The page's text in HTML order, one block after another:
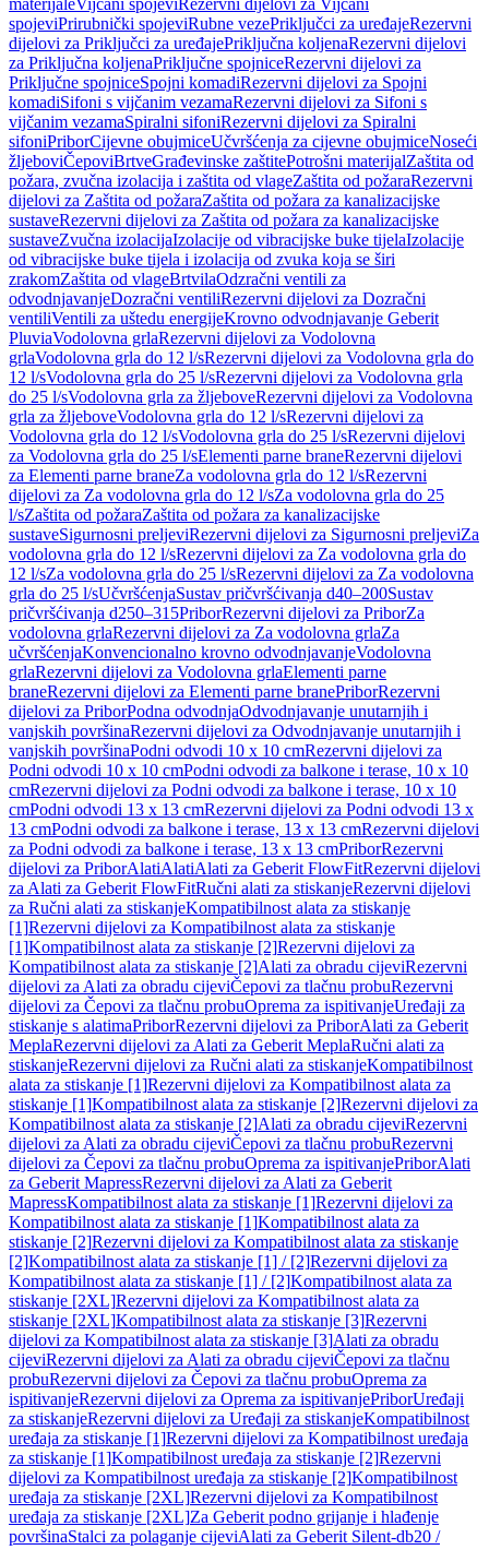
materijaleVijčani spojeviRezervni dijelovi za Vijčani
spojeviPrirubnički spojeviRubne vezePriključci za uređajeRezervni
dijelovi za Priključci za uređajePriključna koljenaRezervni dijelovi
za Priključna koljenaPriključne spojniceRezervni dijelovi za
Priključne spojniceSpojni komadiRezervni dijelovi za Spojni
komadiSifoni s vijčanim vezamaRezervni dijelovi za Sifoni s
vijčanim vezamaSpiralni sifoniRezervni dijelovi za Spiralni
sifoniPriborCijevne obujmiceUčvršćenja za cijevne obujmiceNoseći
žljeboviČepoviBrtveGrađevinske zaštitePotrošni materijalZaštita od
požara, zvučna izolacija i zaštita od vlageZaštita od požaraRezervni
dijelovi za Zaštita od požaraZaštita od požara za kanalizacijske
sustaveRezervni dijelovi za Zaštita od požara za kanalizacijske
sustaveZvučna izolacijaIzolacije od vibracijske buke tijelaIzolacije
od vibracijske buke tijela i izolacija od zvuka koja se širi
zrakomZaštita od vlageBrtvilaOdzračni ventili za
odvodnjavanjeDozračni ventiliRezervni dijelovi za Dozračni
ventiliVentili za uštedu energijeKrovno odvodnjavanje Geberit
PluviaVodolovna grlaRezervni dijelovi za Vodolovna
grlaVodolovna grla do 12 l/sRezervni dijelovi za Vodolovna grla do
12 l/sVodolovna grla do 25 l/sRezervni dijelovi za Vodolovna grla
do 25 l/sVodolovna grla za žljeboveRezervni dijelovi za Vodolovna
grla za žljeboveVodolovna grla do 12 l/sRezervni dijelovi za
Vodolovna grla do 12 l/sVodolovna grla do 25 l/sRezervni dijelovi
za Vodolovna grla do 25 l/sElementi parne braneRezervni dijelovi
za Elementi parne braneZa vodolovna grla do 12 l/sRezervni
dijelovi za Za vodolovna grla do 12 l/sZa vodolovna grla do 25
l/sZaštita od požaraZaštita od požara za kanalizacijske
sustaveSigurnosni preljeviRezervni dijelovi za Sigurnosni preljeviZa
vodolovna grla do 12 l/sRezervni dijelovi za Za vodolovna grla do
12 l/sZa vodolovna grla do 25 l/sRezervni dijelovi za Za vodolovna
grla do 25 l/sUčvršćenjaSustav pričvršćivanja d40–200Sustav
pričvršćivanja d250–315PriborRezervni dijelovi za PriborZa
vodolovna grlaRezervni dijelovi za Za vodolovna grlaZa
učvršćenjaKonvencionalno krovno odvodnjavanjeVodolovna
grlaRezervni dijelovi za Vodolovna grlaElementi parne
braneRezervni dijelovi za Elementi parne branePriborRezervni
dijelovi za PriborPodna odvodnjaOdvodnjavanje unutarnjih i
vanjskih površinaRezervni dijelovi za Odvodnjavanje unutarnjih i
vanjskih površinaPodni odvodi 10 x 10 cmRezervni dijelovi za
Podni odvodi 10 x 10 cmPodni odvodi za balkone i terase, 10 x 10
cmRezervni dijelovi za Podni odvodi za balkone i terase, 10 x 10
cmPodni odvodi 13 x 13 cmRezervni dijelovi za Podni odvodi 13 x
13 cmPodni odvodi za balkone i terase, 13 x 13 cmRezervni dijelovi
za Podni odvodi za balkone i terase, 13 x 13 cmPriborRezervni
dijelovi za PriborAlatiAlatiAlati za Geberit FlowFitRezervni dijelovi
za Alati za Geberit FlowFitRučni alati za stiskanjeRezervni dijelovi
za Ručni alati za stiskanjeKompatibilnost alata za stiskanje
[1]Rezervni dijelovi za Kompatibilnost alata za stiskanje
[1]Kompatibilnost alata za stiskanje [2]Rezervni dijelovi za
Kompatibilnost alata za stiskanje [2]Alati za obradu cijeviRezervni
dijelovi za Alati za obradu cijeviČepovi za tlačnu probuRezervni
dijelovi za Čepovi za tlačnu probuOprema za ispitivanjeUređaji za
stiskanje s alatimaPriborRezervni dijelovi za PriborAlati za Geberit
MeplaRezervni dijelovi za Alati za Geberit MeplaRučni alati za
stiskanjeRezervni dijelovi za Ručni alati za stiskanjeKompatibilnost
alata za stiskanje [1]Rezervni dijelovi za Kompatibilnost alata za
stiskanje [1]Kompatibilnost alata za stiskanje [2]Rezervni dijelovi za
Kompatibilnost alata za stiskanje [2]Alati za obradu cijeviRezervni
dijelovi za Alati za obradu cijeviČepovi za tlačnu probuRezervni
dijelovi za Čepovi za tlačnu probuOprema za ispitivanjePriborAlati
za Geberit MapressRezervni dijelovi za Alati za Geberit
MapressKompatibilnost alata za stiskanje [1]Rezervni dijelovi za
Kompatibilnost alata za stiskanje [1]Kompatibilnost alata za
stiskanje [2]Rezervni dijelovi za Kompatibilnost alata za stiskanje
[2]Kompatibilnost alata za stiskanje [1] / [2]Rezervni dijelovi za
Kompatibilnost alata za stiskanje [1] / [2]Kompatibilnost alata za
stiskanje [2XL]Rezervni dijelovi za Kompatibilnost alata za
stiskanje [2XL]Kompatibilnost alata za stiskanje [3]Rezervni
dijelovi za Kompatibilnost alata za stiskanje [3]Alati za obradu
cijeviRezervni dijelovi za Alati za obradu cijeviČepovi za tlačnu
probuRezervni dijelovi za Čepovi za tlačnu probuOprema za
ispitivanjeRezervni dijelovi za Oprema za ispitivanjePriborUređaji
za stiskanjeRezervni dijelovi za Uređaji za stiskanjeKompatibilnost
uređaja za stiskanje [1]Rezervni dijelovi za Kompatibilnost uređaja
za stiskanje [1]Kompatibilnost uređaja za stiskanje [2]Rezervni
dijelovi za Kompatibilnost uređaja za stiskanje [2]Kompatibilnost
uređaja za stiskanje [2XL]Rezervni dijelovi za Kompatibilnost
uređaja za stiskanje [2XL]Za Geberit podno grijanje i hlađenje
površinaStalci za polaganje cijeviAlati za Geberit Silent-db20 /